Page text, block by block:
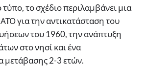
το σχέδιο περιλαμβάνει μια
για την αντικατάσταση του
του 1960, την ανάπτυξη
στο νησί και ένα
μετάβασης 2-3 ετών.